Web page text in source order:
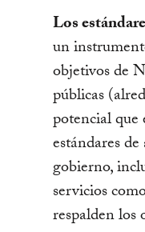
Los
un
objetivos de
públicas
potencial que
estándares
gobierno,
servicios
respalden los